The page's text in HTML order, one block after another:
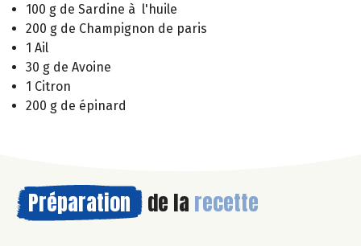
100 g de Sardine à l'huile
200 g de Champignon de paris
1 Ail
30 g de Avoine
1 Citron
200 g de épinard
Préparation de la recette